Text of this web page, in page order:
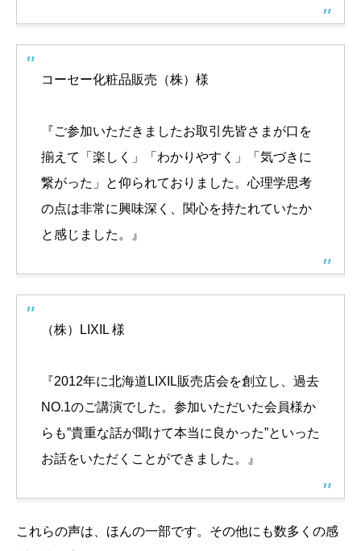
コーセー化粧品販売（株）様
『ご参加いただきましたお取引先皆さまが口を
揃えて「楽しく」「わかりやすく」「気づきに
繋がった」と仰られておりました。心理学思考
の点は非常に興味深く、関心を持たれていたか
と感じました。』
（株）LIXIL 様
『2012年に北海道LIXIL販売店会を創立し、過去
NO.1のご講演でした。参加いただいた会員様か
らも”貴重な話が聞けて本当に良かった”といった
お話をいただくことができました。』
これらの声は、ほんの一部です。その他にも数多くの感